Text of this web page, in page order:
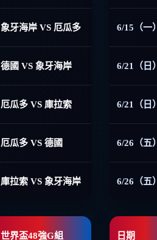
象牙海岸 VS 厄瓜多
德國 VS 象牙海岸
厄瓜多 VS 庫拉索
厄瓜多 VS 德國
庫拉索 VS 象牙海岸
6/15（一）
6/21（日）
6/21（日）
6/26（五）
6/26（五）
世界盃48強G組 日期